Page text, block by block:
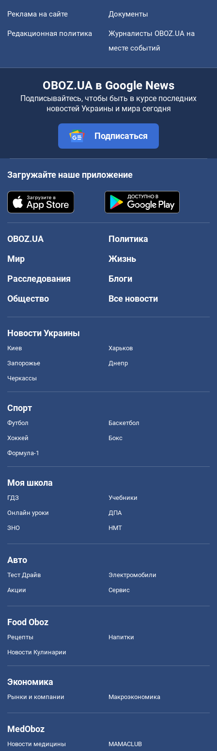
Реклама на сайте Документы
Редакционная политика
Журналисты OBOZ.UA на
месте событий
OBOZ.UA в Google News
Подписывайтесь, чтобы быть в курсе последних
новостей Украины и мира сегодня
Подписаться
Загружайте наше приложение
OBOZ.UA
Политика
Мир
Жизнь
Расследования
Блоги
Общество
Все новости
Новости Украины
Киев Харьков
Запорожье Днепр
Черкассы
Спорт
Футбол Баскетбол
Хоккей Бокс
Формула-1
Моя школа
ГДЗ Учебники
Онлайн уроки ДПА
ЗНО НМТ
Авто
Тест Драйв Электромобили
Акции Сервис
Food Oboz
Рецепты Напитки
Новости Кулинарии
Экономика
Рынки и компании Mакроэкономика
MedOboz
Новости медицины MAMACLUB